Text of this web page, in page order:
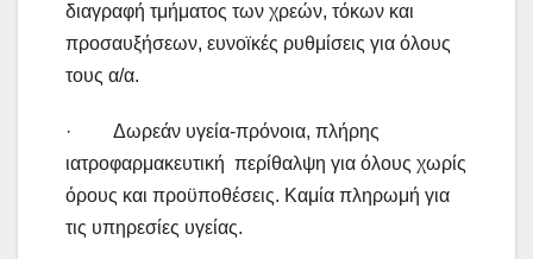
διαγραφή τμήματος των χρεών, τόκων και
προσαυξήσεων, ευνοϊκές ρυθμίσεις για όλους
τους α/α.
· Δωρεάν υγεία-πρόνοια, πλήρης
ιατροφαρμακευτική περίθαλψη για όλους χωρίς
όρους και προϋποθέσεις. Καμία πληρωμή για
τις υπηρεσίες υγείας.